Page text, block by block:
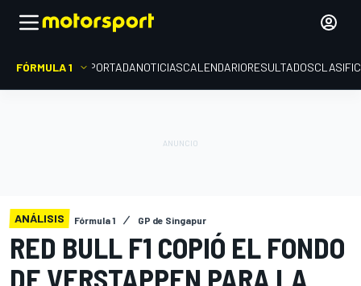
FÓRMULA 1 PORTADANOTICIASCALENDARIORESULTADOS
ANÁLISIS Fórmula 1 GP de Singapur
RED BULL F1 COPIÓ EL FONDO
DE VERSTAPPEN PARA LA